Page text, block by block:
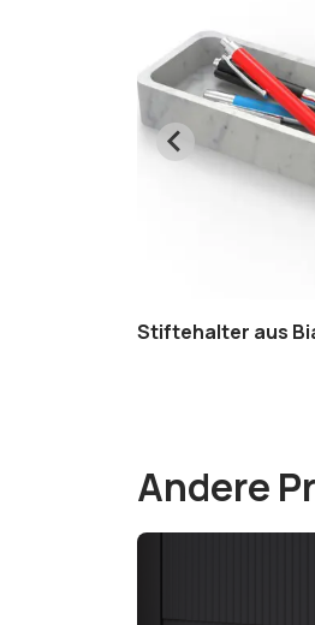
Stiftehalter aus
Andere